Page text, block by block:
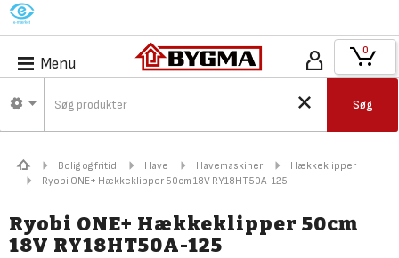
M
Menu
Søg
0
Bolig og fritid Have Havemaskiner
Hækkeklipper
Ryobi ONE+ Hækkeklipper 50cm 18V RY18HT50A-125
Ryobi ONE+ Hækkeklipper 50cm
18V RY18HT50A-125